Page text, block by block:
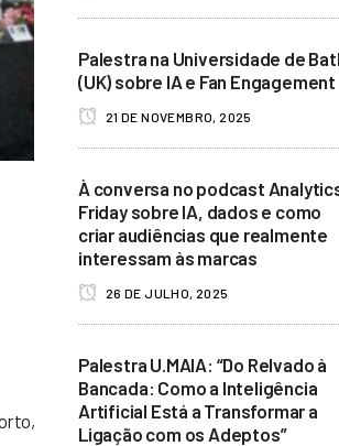
Palestra na Universidade de
(UK) sobre IA e Fan Engagement
21 DE NOVEMBRO, 2025
À conversa no podcast
Friday sobre IA, dados e como
criar audiências que realmente
interessam às marcas
26 DE JULHO, 2025
Palestra U.MAIA: “Do Relvado à
Bancada: Como a Inteligência
Artificial Está a Transformar a
Ligação com os Adeptos”